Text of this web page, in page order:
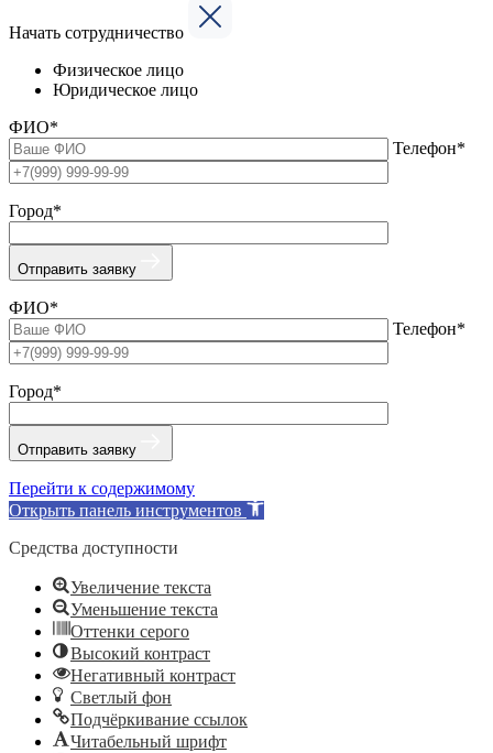
Начать сотрудничество
Физическое лицо
Юридическое лицо
ФИО*
Телефон*
Город*
Отправить заявку
ФИО*
Телефон*
Город*
Отправить заявку
Перейти к содержимому
Открыть панель инструментов
Средства доступности
Увеличение текста
Уменьшение текста
Оттенки серого
Высокий контраст
Негативный контраст
Светлый фон
Подчёркивание ссылок
Читабельный шрифт